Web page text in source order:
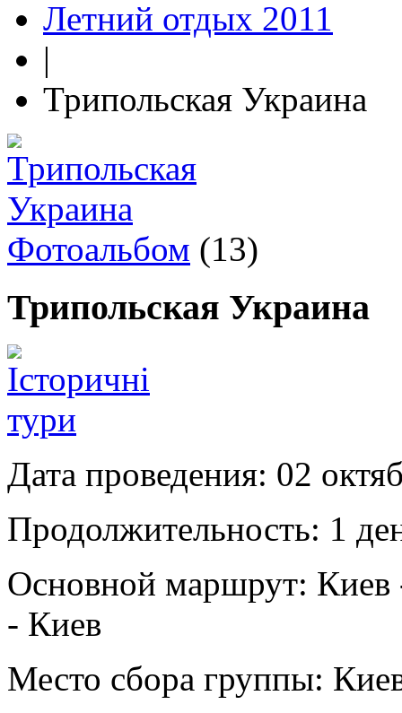
Летний отдых 2011
|
Трипольская Украина
Фотоальбом (13)
Трипольская Украина
Дата проведения: 02
Продолжительность: 1
Основной маршрут: Киев
- Киев
Место сбора группы: